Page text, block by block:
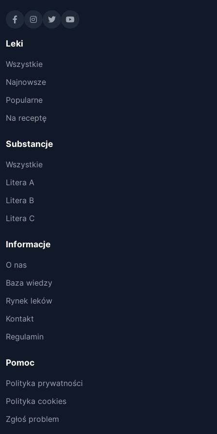
Leki
Wszystkie
Najnowsze
Popularne
Na receptę
Substancje
Wszystkie
Litera A
Litera B
Litera C
Informacje
O nas
Baza wiedzy
Rynek leków
Kontakt
Regulamin
Pomoc
Polityka prywatności
Polityka cookies
Zgłoś problem